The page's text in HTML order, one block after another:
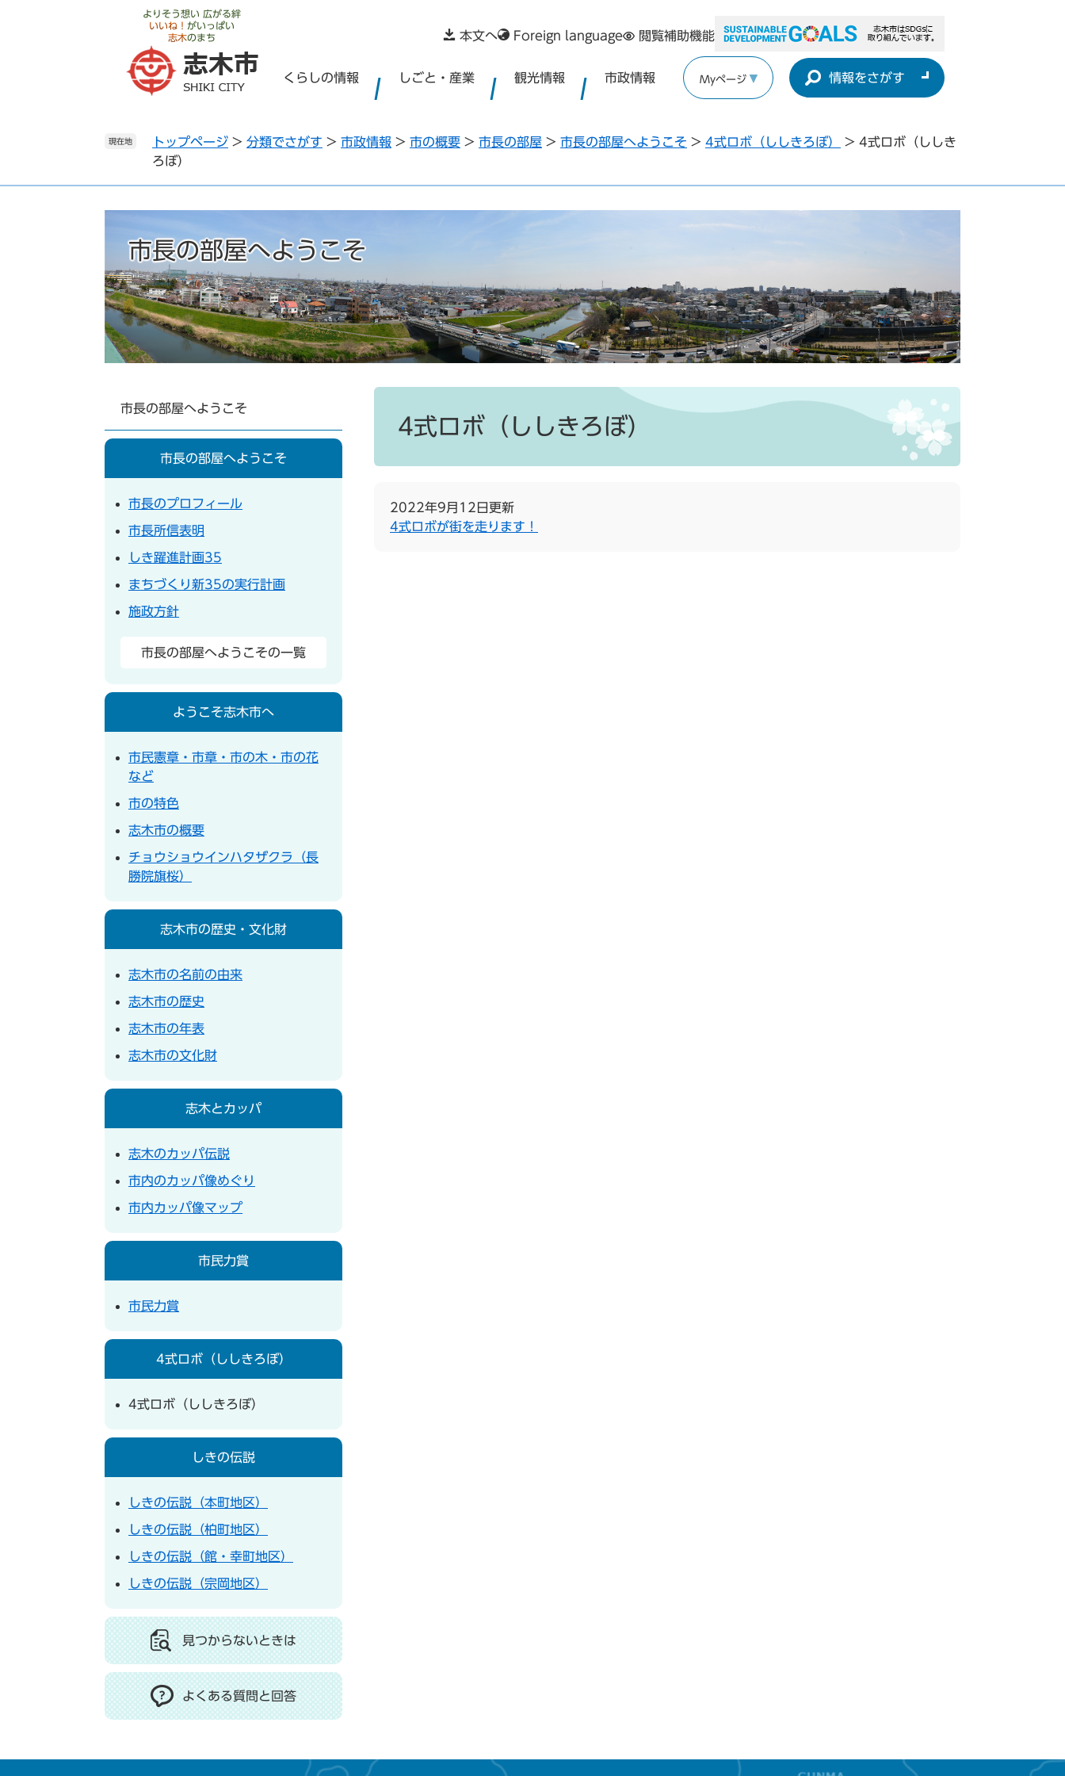
よりそう想い 広がる絆
いいね！ がいっぱい
志木のまち 本文へ Foreign language 閲覧補助機能
くらしの情報 しごと・産業 観光情報 市政情報 Myページ 情報をさがす
現在地 トップページ > 分類でさがす > 市政情報 > 市の概要 > 市長の部屋 > 市長の部屋へようこそ > 4式ロボ（ししきろぼ） > 4式ロボ（ししき
ろぼ）
市長の部屋へようこそ
4式ロボ（ししきろぼ）
2022年9月12日更新
4式ロボが街を走ります！
市長の部屋へようこそ
市長の部屋へようこそ
市長のプロフィール
市長所信表明
しき躍進計画35
まちづくり新35の実行計画
施政方針
市長の部屋へようこその一覧
ようこそ志木市へ
市民憲章・市章・市の木・市の花
など
市の特色
志木市の概要
チョウショウインハタザクラ（長
勝院旗桜）
志木市の歴史・文化財
志木市の名前の由来
志木市の歴史
志木市の年表
志木市の文化財
志木とカッパ
志木のカッパ伝説
市内のカッパ像めぐり
市内カッパ像マップ
市民力賞
市民力賞
4式ロボ（ししきろぼ）
4式ロボ（ししきろぼ）
しきの伝説
しきの伝説（本町地区）
しきの伝説（柏町地区）
しきの伝説（館・幸町地区）
しきの伝説（宗岡地区）
見つからないときは
よくある質問と回答